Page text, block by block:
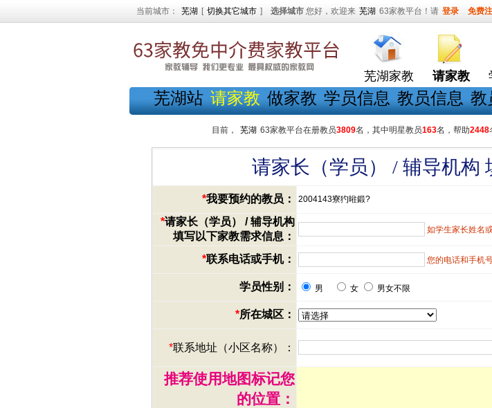
当前城市： 芜湖 [ 切换其它城市 ] 选择城市 您好，欢迎来 芜湖 63家教平台！请 登录 免费
芜湖家教 请家教
芜湖站 请家教 做家教 学员信息 教员信息 教
目前， 芜湖 63家教平台在册教员3809名，其中明星教员163名，帮助2448
请家长（学员） / 辅导机构
*我要预约的教员： 2004143寮犳暀鍛?
*请家长（学员） / 辅导机构
填写以下家教需求信息：
如学生家长姓名
*联系电话或手机： 您的电话和手机
学员性别： 男 女 男女不限
*所在城区：
*联系地址（小区名称）：
推荐使用地图标记您
的位置：